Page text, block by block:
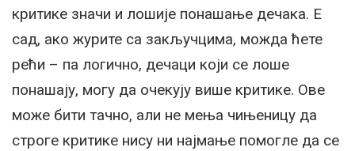
критике значи и лошије понашање дечака. Е
сад, ако журите са закључцима, можда ћете
рећи – па логично, дечаци који се лоше
понашају, могу да очекују више критике. Ове
може бити тачно, али не мења чињеницу да
строге критике нису ни најмање помогле да се